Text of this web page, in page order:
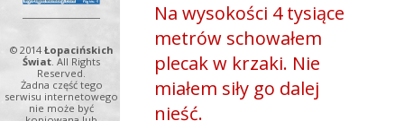
© 2014 Łopacińskich
Świat. All Rights
Reserved.
Żadna część tego
serwisu internetowego
nie może być
Na wysokości 4 tysiące
metrów schowałem
plecak w krzaki. Nie
miałem siły go dalej
nieść.